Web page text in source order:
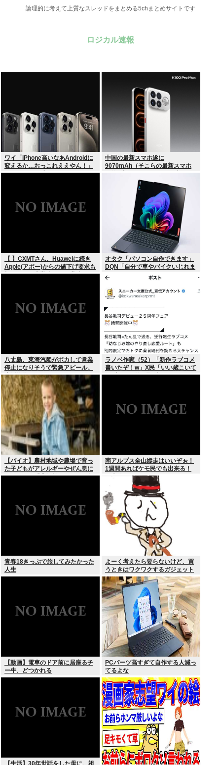
論理的に考えて上質なスレッドをまとめる5chまとめサイトです
ロジカル速報
ワイ「iPhone高いなあAndroidに
変えるか…おっこれええやん！」
→iPhoneより高い
中国の最新スマホ遂に
9070mAh（そこらの最新スマホ
の約2倍）のバッテリーを積んで
【 】CXMTさん、Huaweiに続き
Apple(アポー)からの値下げ要求も
拒否！！！半導体バボー継続
オタク「パソコン自作できます」
DQN「自分で車やバイクいじれま
す」
八丈島、東海汽船がポカして営業
停止になりそうで緊急アピール。
生活物資が届かなくなるかも。ア
シタバ以外に食うものがねえ
ラノベ作家（52）「新作ラブコメ
書いたぞ！w」X民「いい歳こいて
ラブコメ（笑）恥ずかしくない
【バイオ】農村地域や農場で育っ
た子どもがアレルギーやぜん息に
なりにくい「農場効果」を引き起
南アルプス全山縦走はいいぞぉ！
1週間あればケモ民でも出来る！
お盆休みにやってみなイカ？
青春18きっぷで旅してみたかった
人生
よーく考えたら要らないけど、買
うときはワクワクするガジェット
おしえろ
【動画】電車のドア前に居座るチ
ー牛、どつかれる
PCパーツ高すぎて自作する人減っ
てるよな